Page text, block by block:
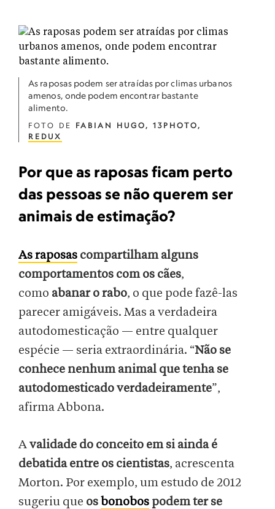
As raposas podem ser atraídas por climas urbanos
amenos, onde podem encontrar bastante
alimento.
FOTO DE FABIAN HUGO, 13PHOTO,
REDUX
Por que as raposas ficam perto
das pessoas se não querem ser
animais de estimação?
As raposas compartilham alguns
comportamentos com os cães,
como abanar o rabo, o que pode fazê-las
parecer amigáveis. Mas a verdadeira
autodomesticação — entre qualquer
espécie — seria extraordinária. “Não se
conhece nenhum animal que tenha se
autodomesticado verdadeiramente”,
afirma Abbona.
Avalidade do conceito em si ainda é
debatida entre os cientistas, acrescenta
Morton. Por exemplo, um estudo de 2012
sugeriu que os bonobos podem ter se